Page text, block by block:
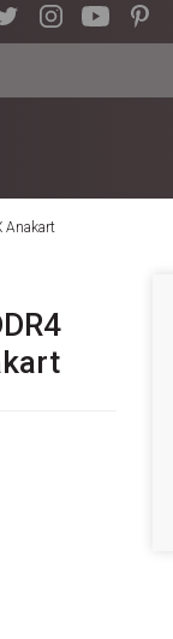
Anakart